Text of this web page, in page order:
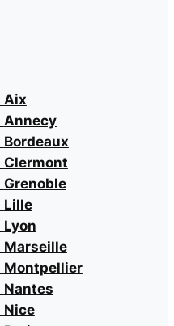
Aix
Annecy
Bordeaux
Clermont
Grenoble
Lille
Lyon
Marseille
Montpellier
Nantes
Nice